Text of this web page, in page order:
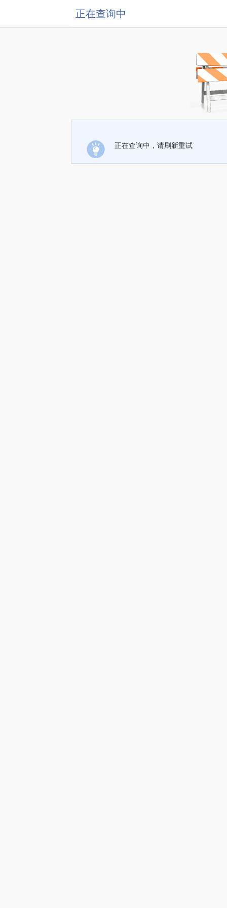
正在查询中
正在查询中，请刷新重试